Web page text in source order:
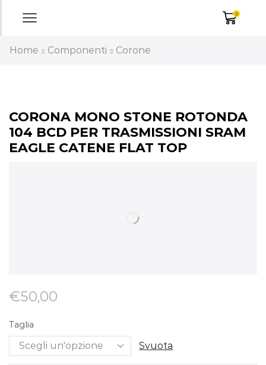
0
Home Componenti Corone
CORONA MONO STONE ROTONDA
104 BCD PER TRASMISSIONI SRAM
EAGLE CATENE FLAT TOP
€50,00
Taglia
Svuota